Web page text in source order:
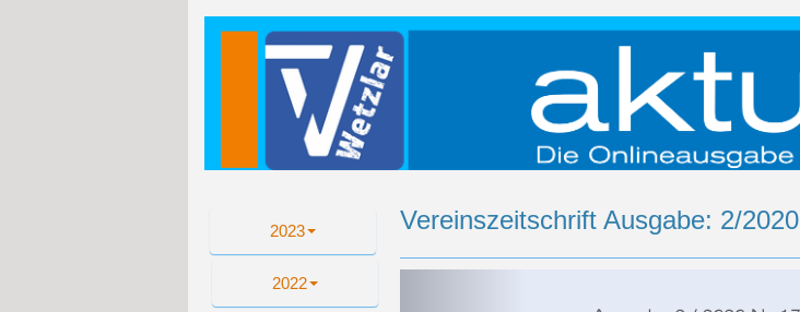
2023
2022
Vereinszeitschrift Ausgabe: 2/2020